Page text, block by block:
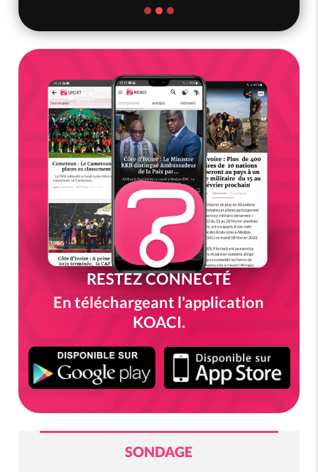
RESTEZ CONNECTÉ
En téléchargeant l'application
KOACI.
SONDAGE